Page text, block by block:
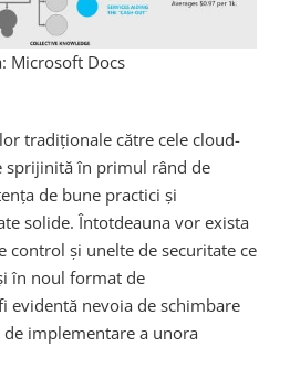
Microsoft Docs
tradiționale către cele cloud-
sprijinită în primul rând de
de bune practici și
solide. Întotdeauna vor exista
control și unelte de securitate ce
în noul format de
evidentă nevoia de schimbare
implementare a unora